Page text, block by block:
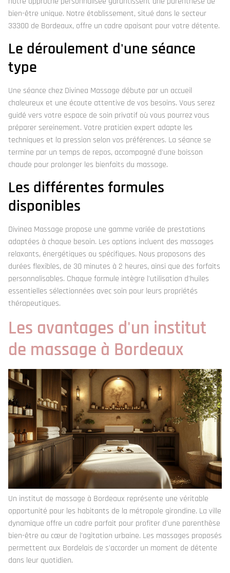
bien-être unique. Notre établissement, situé dans le secteur
33300 de Bordeaux, offre un cadre apaisant pour votre détente.
Le déroulement d'une séance
type
Une séance chez Divinea Massage débute par un accueil
chaleureux et une écoute attentive de vos besoins. Vous serez
guidé vers votre espace de soin privatif où vous pourrez vous
préparer sereinement. Votre praticien expert adapte les
techniques et la pression selon vos préférences. La séance se
termine par un temps de repos, accompagné d'une boisson
chaude pour prolonger les bienfaits du massage.
Les différentes formules
disponibles
Divinea Massage propose une gamme variée de prestations
adaptées à chaque besoin. Les options incluent des massages
relaxants, énergétiques ou spécifiques. Nous proposons des
durées flexibles, de 30 minutes à 2 heures, ainsi que des forfaits
personnalisables. Chaque formule intègre l'utilisation d'huiles
essentielles sélectionnées avec soin pour leurs propriétés
thérapeutiques.
Les avantages d'un institut
de massage à Bordeaux
Un institut de massage à Bordeaux représente une véritable
opportunité pour les habitants de la métropole girondine. La ville
dynamique offre un cadre parfait pour profiter d'une parenthèse
bien-être au cœur de l'agitation urbaine. Les massages proposés
permettent aux Bordelais de s'accorder un moment de détente
dans leur quotidien.